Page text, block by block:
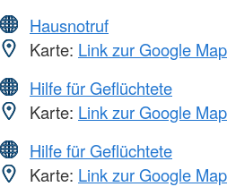
Hausnotruf
Karte: Link zur Google
Hilfe für Geflüchtete
Karte: Link zur Google
Hilfe für Geflüchtete
Karte: Link zur Google